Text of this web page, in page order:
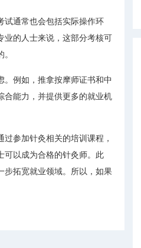
试通常也会包括实际操作环
业的人士来说，这部分考核可
例如，推拿按摩师证书和中
合能力，并提供更多的就业机
参加针灸相关的培训课程，
可以成为合格的针灸师。此
步拓宽就业领域。所以，如果